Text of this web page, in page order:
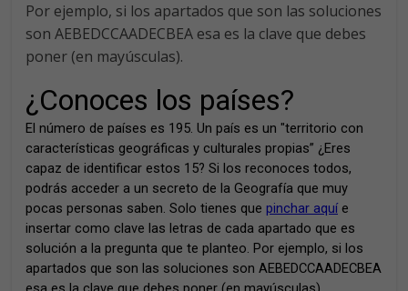
Por ejemplo, si los apartados que son las soluciones
son AEBEDCCAADECBEA esa es la clave que debes
poner (en mayúsculas).